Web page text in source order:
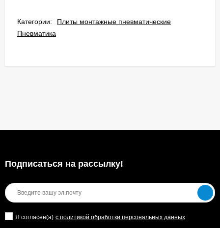
Категории:
Плиты монтажные пневматические
Пневматика
Подписаться на рассылкy!
Я согласен(a) с политикой обработки персональных данных